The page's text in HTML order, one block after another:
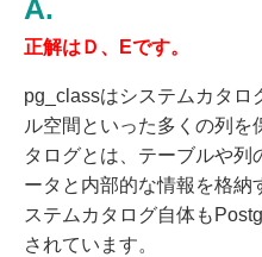
正解はＤ、Eです。
pg_classはシステムカタロ
ル空間といった多くの列を
タログとは、テーブルや
ータと内部的な情報を格納
ステムカタログ自体も
されています。